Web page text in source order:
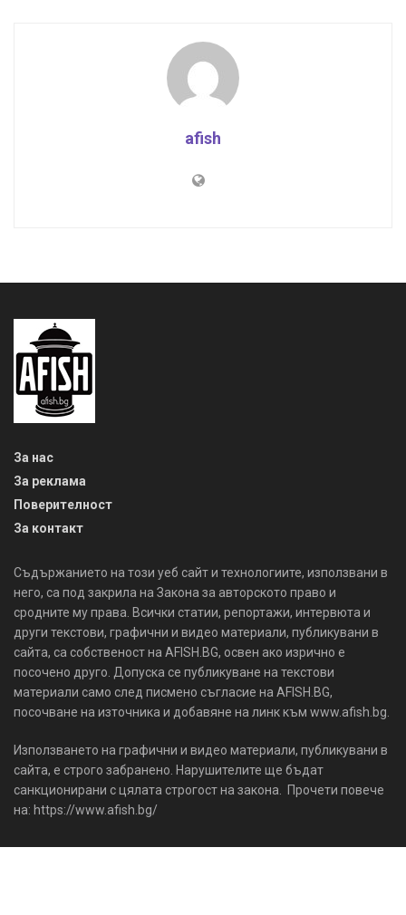
afish
За нас
За реклама
Поверителност
За контакт
Съдържанието на този уеб сайт и технологиите, използвани в
него, са под закрила на Закона за авторското право и
сродните му права. Всички статии, репортажи, интервюта и
други текстови, графични и видео материали, публикувани в
сайта, са собственост на AFISH.BG, освен ако изрично е
посочено друго. Допуска се публикуване на текстови
материали само след писмено съгласие на AFISH.BG,
посочване на източника и добавяне на линк към www.afish.bg.
Използването на графични и видео материали, публикувани в
сайта, е строго забранено. Нарушителите ще бъдат
санкционирани с цялата строгост на закона. Прочети повече
на: https://www.afish.bg/